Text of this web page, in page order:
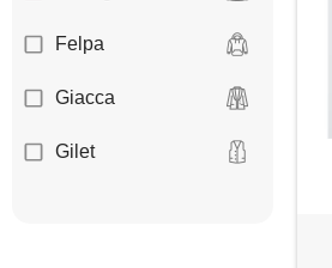
Felpa
Giacca
Gilet